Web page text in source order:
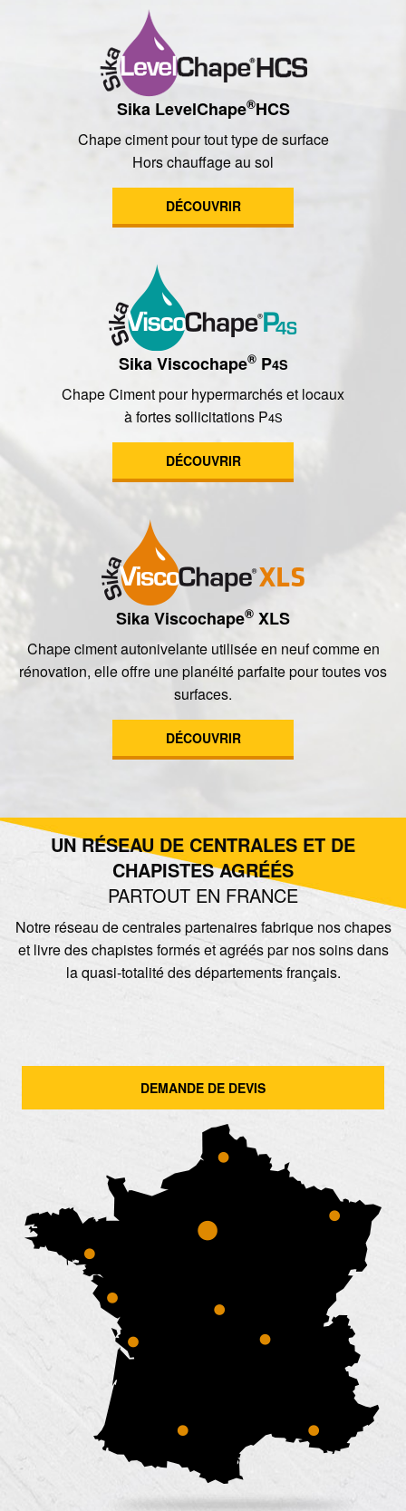
Sika LevelChape®HCS
Chape ciment pour tout type de surface
Hors chauffage au sol
DÉCOUVRIR
Sika Viscochape®P4S
Chape Ciment pour hypermarchés et locaux
à fortes sollicitations P4S
DÉCOUVRIR
Sika Viscochape® XLS
Chape ciment autonivelante utilisée en neuf comme en
rénovation, elle offre une planéité parfaite pour toutes vos
surfaces.
DÉCOUVRIR
UN RÉSEAU DE CENTRALES ET DE
CHAPISTES AGRÉÉS
PARTOUT EN FRANCE
Notre réseau de centrales partenaires fabrique nos chapes
et livre des chapistes formés et agréés par nos soins dans
la quasi-totalité des départements français.
DEMANDE DE DEVIS